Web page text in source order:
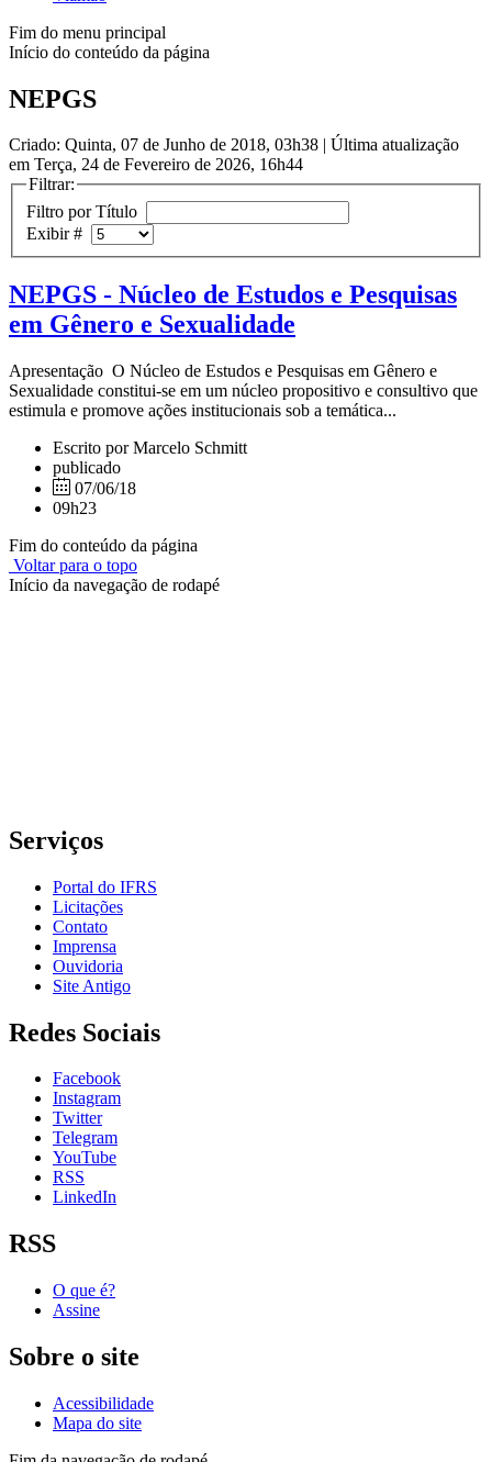
Fim do menu principal
Início do conteúdo da página
NEPGS
Criado: Quinta, 07 de Junho de 2018, 03h38 | Última atualização
em Terça, 24 de Fevereiro de 2026, 16h44
Filtrar:
Filtro por Título
Exibir #
NEPGS - Núcleo de Estudos e Pesquisas
em Gênero e Sexualidade
Apresentação O Núcleo de Estudos e Pesquisas em Gênero e
Sexualidade constitui-se em um núcleo propositivo e consultivo que
estimula e promove ações institucionais sob a temática...
Escrito por Marcelo Schmitt
publicado
07/06/18
09h23
Fim do conteúdo da página
Voltar para o topo
Início da navegação de rodapé
Serviços
Portal do IFRS
Licitações
Contato
Imprensa
Ouvidoria
Site Antigo
Redes Sociais
Facebook
Instagram
Twitter
Telegram
YouTube
RSS
LinkedIn
RSS
O que é?
Assine
Sobre o site
Acessibilidade
Mapa do site